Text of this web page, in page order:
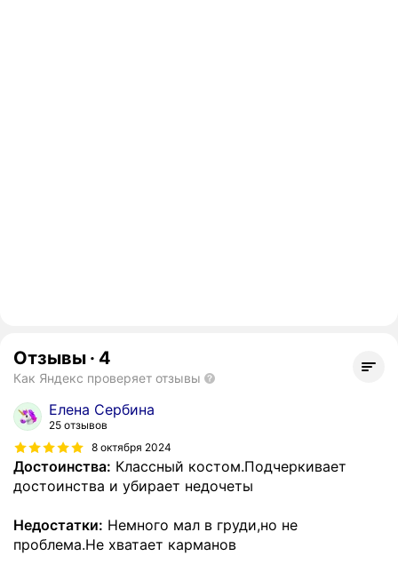
Отзывы · 4
Как Яндекс проверяет отзывы
Елена Сербина
25 отзывов
8 октября 2024
Достоинства: Классный костом.Подчеркивает
достоинства и убирает недочеты
Недостатки: Немного мал в груди,но не
проблема.Не хватает карманов